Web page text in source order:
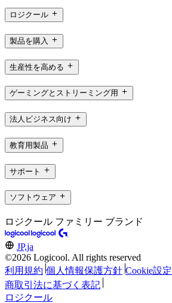
ロジクール
製品を購入
生産性を高める
ゲーミングとストリーミング用
法人ビジネス向け
教育用製品
サポート
ソフトウェア
ロジクール ファミリー ブランド
JP,ja
©2026 Logicool. All rights reserved
利用規約 個人情報保護方針 Cookie設定
商取引法に基づく表記
ロジクール